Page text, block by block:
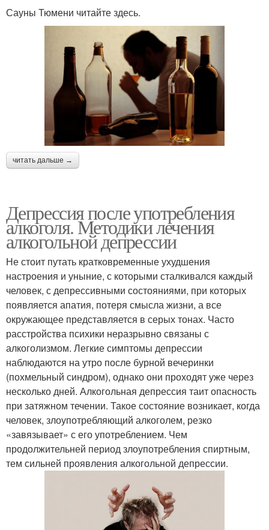
Сауны Тюмени читайте здесь.
читать дальше →
Депрессия после употребления
алкоголя. Методики лечения
алкогольной депрессии
Не стоит путать кратковременные ухудшения
настроения и уныние, с которыми сталкивался каждый
человек, с депрессивными состояниями, при которых
появляется апатия, потеря смысла жизни, а все
окружающее представляется в серых тонах. Часто
расстройства психики неразрывно связаны с
алкоголизмом. Легкие симптомы депрессии
наблюдаются на утро после бурной вечеринки
(похмельный синдром), однако они проходят уже через
несколько дней. Алкогольная депрессия таит опасность
при затяжном течении. Такое состояние возникает, когда
человек, злоупотребляющий алкоголем, резко
«завязывает» с его употреблением. Чем
продолжительней период злоупотребления спиртным,
тем сильней проявления алкогольной депрессии.